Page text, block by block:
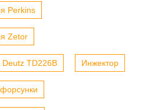
Perkins
Zetor
Deutz TD226B Инжектор